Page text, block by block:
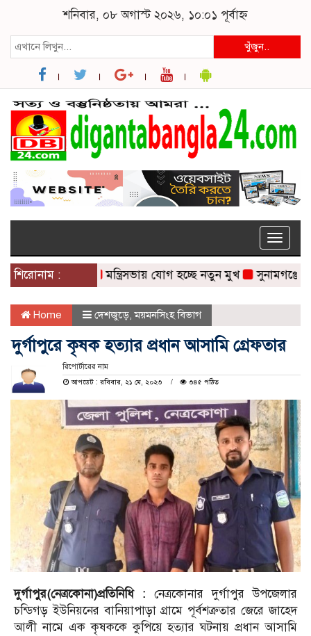
শনিবার, ০৮ অগাস্ট ২০২৬, ১০:০১ পূর্বাহ্ন
খুঁজুন..
Toggle
শিরোনাম :
মন্ত্রিসভায় যোগ হচ্ছে নতুন মুখ সুনামগঞ্জে
Home দেশজুড়ে ,ময়মনসিংহ বিভাগ
দুর্গাপুরে কৃষক হত্যার প্রধান আসামি গ্রেফতার
রিপোর্টারের নাম
আপডেট : রবিবার, ২১ মে, ২০২৩
৩৪৫ পঠিত
দুর্গাপুর(নেত্রকোনা)প্রতিনিধি : নেত্রকোনার দুর্গাপুর উপজেলার
চন্ডিগড় ইউনিয়নের বানিয়াপাড়া গ্রামে পূর্বশত্রুতার জেরে জাহেদ
আলী নামে এক কৃষককে কুপিয়ে হত্যার ঘটনায় প্রধান আসামি